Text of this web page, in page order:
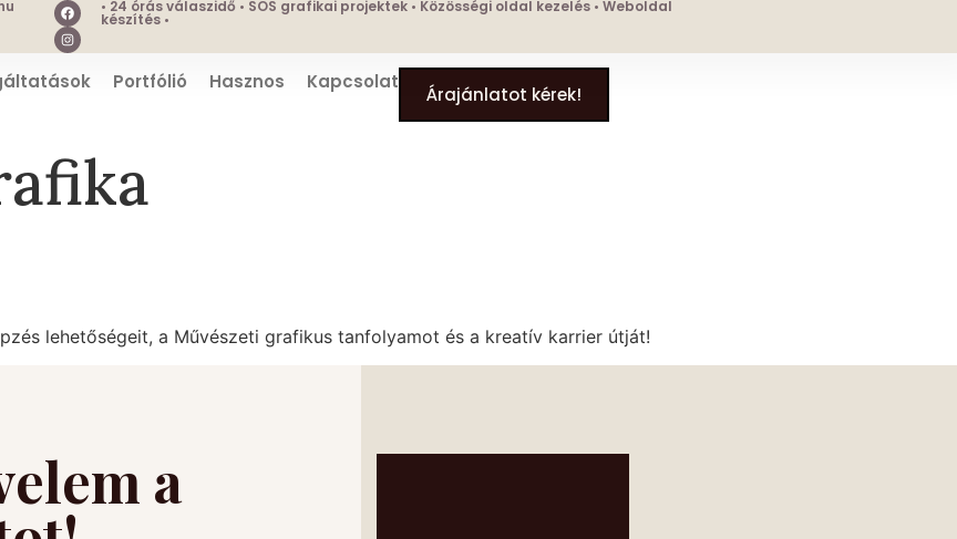
• 24 órás válaszidő • SOS grafikai projektek • Közösségi oldal kezelés • Weboldal
készítés •
Portfólió Hasznos Kapcsolat
Árajánlatot kérek!
lehetőségeit, a Művészeti grafikus tanfolyamot és a kreatív karrier útját!
a